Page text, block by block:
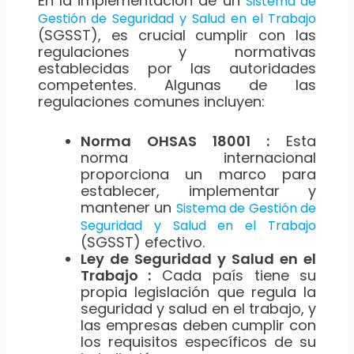
Gestión de Seguridad y Salud en el Trabajo
(SGSST), es crucial cumplir con las
regulaciones y normativas
establecidas por las autoridades
competentes. Algunas de las
regulaciones comunes incluyen:
Norma OHSAS 18001 : Esta
norma internacional
proporciona un marco para
establecer, implementar y
mantener un Sistema de Gestión de
Seguridad y Salud en el Trabajo
(SGSST) efectivo.
Ley de Seguridad y Salud en el
Trabajo : Cada país tiene su
propia legislación que regula la
seguridad y salud en el trabajo, y
las empresas deben cumplir con
los requisitos específicos de su